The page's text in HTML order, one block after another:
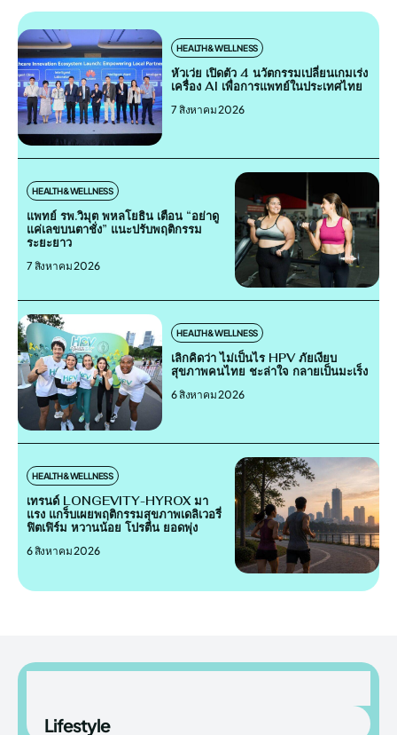
HEALTH&WELLNESS
หัวเว่ย เปิดตัว 4 นวัตกรรมเปลี่ยนเกมเร่ง
เครื่อง AI เพื่อการแพทย์ในประเทศไทย
7 สิงหาคม 2026
HEALTH&WELLNESS
แพทย์ รพ.วิมุต พหลโยธิน เตือน “อย่าดู
แค่เลขบนตาชั่ง” แนะปรับพฤติกรรม
ระยะยาว
7 สิงหาคม 2026
HEALTH&WELLNESS
เลิกคิดว่า ไม่เป็นไร HPV ภัยเงียบ
สุขภาพคนไทย ชะล่าใจ กลายเป็นมะเร็ง
6 สิงหาคม 2026
HEALTH&WELLNESS
เทรนด์ LONGEVITY-HYROX มา
แรง แกร็บเผยพฤติกรรมสุขภาพเดลิเวอรี่
ฟิตเฟิร์ม หวานน้อย โปรตีน ยอดพุ่ง
6 สิงหาคม 2026
Lifestyle